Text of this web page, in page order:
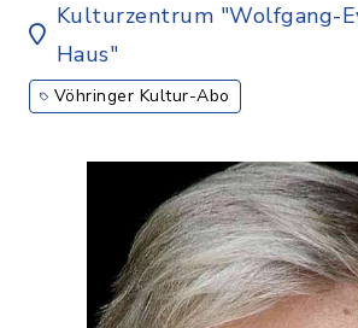
Kulturzentrum "Wolfgang-
Haus"
Vöhringer Kultur-Abo